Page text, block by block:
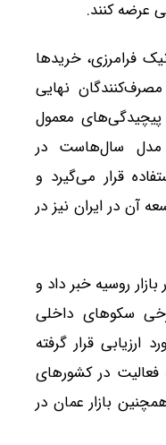
عرضه کنند.
فرامرزی، خریدها
نهایی
معمول
مدل سال‌هاست در
قرار می‌گیرد و
آن در ایران نیز در
روسیه خبر داد و
سکوهای داخلی
ارزیابی قرار گرفته
در کشورهای
بازار عمان در